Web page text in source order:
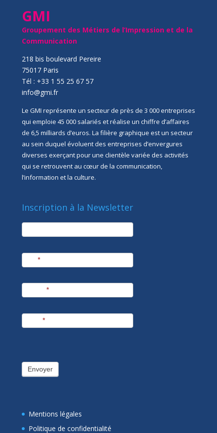
GMI
Groupement des Métiers de l’Impression et de la
Communication
218 bis boulevard Pereire
75017 Paris
Tél : +33 1 55 25 67 57
info@gmi.fr
Le GMI représente un secteur de près de 3 000 entreprises
qui emploie 45 000 salariés et réalise un chiffre d’affaires
de 6,5 milliards d’euros. La filière graphique est un secteur
au sein duquel évoluent des entreprises d’envergures
diverses exerçant pour une clientèle variée des activités
qui se retrouvent au cœur de la communication,
l’information et la culture.
Inscription à la Newsletter
newsletter
*
*
*
Envoyer
Mentions légales
Politique de confidentialité